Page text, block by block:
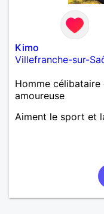
Kimo
Villefranche-sur-
Homme
amoureuse
Aiment le sport et